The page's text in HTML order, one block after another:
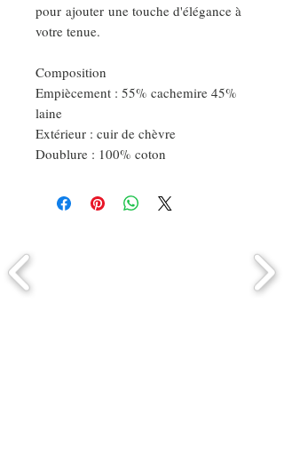
pour ajouter une touche d'élégance à
votre tenue.
Composition
Empiècement : 55% cachemire 45%
laine
Extérieur : cuir de chèvre
Doublure : 100% coton